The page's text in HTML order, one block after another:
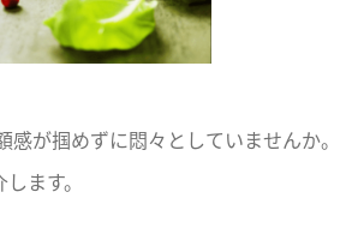
が掴めずに悶々としていませんか。
ます。